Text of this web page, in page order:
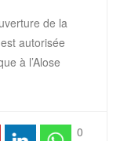
de la
autorisée
à l’Alose
0